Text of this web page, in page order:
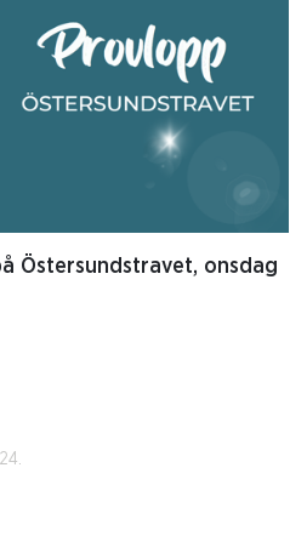
Östersundstravet, onsdag